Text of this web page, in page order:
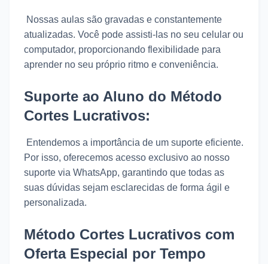
Nossas aulas são gravadas e constantemente
atualizadas. Você pode assisti-las no seu celular ou
computador, proporcionando flexibilidade para
aprender no seu próprio ritmo e conveniência.
Suporte ao Aluno do Método
Cortes Lucrativos:
Entendemos a importância de um suporte eficiente.
Por isso, oferecemos acesso exclusivo ao nosso
suporte via WhatsApp, garantindo que todas as
suas dúvidas sejam esclarecidas de forma ágil e
personalizada.
Método Cortes Lucrativos com
Oferta Especial por Tempo